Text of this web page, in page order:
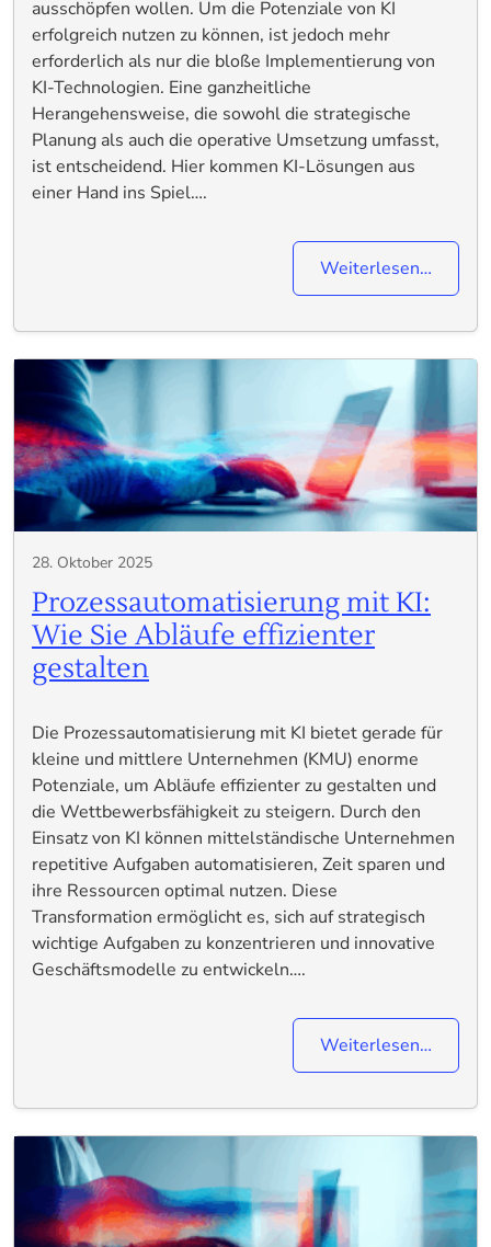
ausschöpfen wollen. Um die Potenziale von KI
erfolgreich nutzen zu können, ist jedoch mehr
erforderlich als nur die bloße Implementierung von
KI-Technologien. Eine ganzheitliche
Herangehensweise, die sowohl die strategische
Planung als auch die operative Umsetzung umfasst,
ist entscheidend. Hier kommen KI-Lösungen aus
einer Hand ins Spiel….
Weiterlesen…
28. Oktober 2025
Prozessautomatisierung mit KI:
Wie Sie Abläufe effizienter
gestalten
Die Prozessautomatisierung mit KI bietet gerade für
kleine und mittlere Unternehmen (KMU) enorme
Potenziale, um Abläufe effizienter zu gestalten und
die Wettbewerbsfähigkeit zu steigern. Durch den
Einsatz von KI können mittelständische Unternehmen
repetitive Aufgaben automatisieren, Zeit sparen und
ihre Ressourcen optimal nutzen. Diese
Transformation ermöglicht es, sich auf strategisch
wichtige Aufgaben zu konzentrieren und innovative
Geschäftsmodelle zu entwickeln….
Weiterlesen…